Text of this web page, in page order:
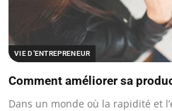
VIE D’ENTREPRENEUR
Comment améliorer sa
Dans un monde où la rapidité et